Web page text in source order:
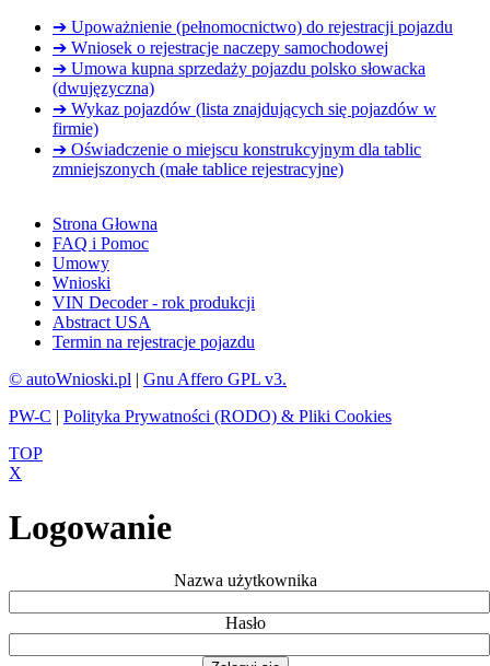
➔ Upoważnienie (pełnomocnictwo) do rejestracji pojazdu
➔ Wniosek o rejestracje naczepy samochodowej
➔ Umowa kupna sprzedaży pojazdu polsko słowacka
(dwujęzyczna)
➔ Wykaz pojazdów (lista znajdujących się pojazdów w
firmie)
➔ Oświadczenie o miejscu konstrukcyjnym dla tablic
zmniejszonych (małe tablice rejestracyjne)
Strona Głowna
FAQ i Pomoc
Umowy
Wnioski
VIN Decoder - rok produkcji
Abstract USA
Termin na rejestracje pojazdu
© autoWnioski.pl | Gnu Affero GPL v3.
PW-C | Polityka Prywatności (RODO) & Pliki Cookies
TOP
X
Logowanie
Nazwa użytkownika
Hasło